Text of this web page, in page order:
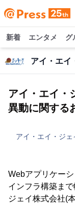
新着 エンタメ グ
アイ・エイ
アイ・エイ
異動に関する
アイ・エイ・ジェ
Webアプリケー
インフラ構築ま
ジェイ株式会社(